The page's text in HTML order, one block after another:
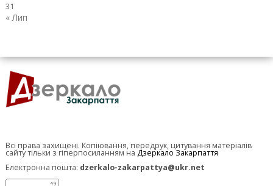
31
« Лип
Всі права захищені. Копіювання, передрук, цитування матеріалів
сайту тільки з гіперпосиланням на Дзеркало Закарпаття
Електронна пошта: dzerkalo-zakarpattya@ukr.net